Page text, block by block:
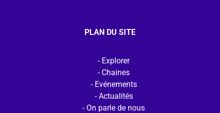
PLAN DU SITE
Explorer
Chaines
Evénements
Actualités
On parle de nous